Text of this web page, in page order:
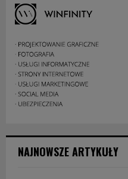
NAJNOWSZE ARTYKUŁY